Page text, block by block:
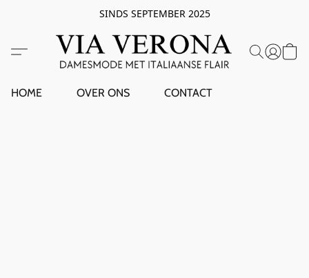
SINDS SEPTEMBER 2025
HOME OVER ONS CONTACT